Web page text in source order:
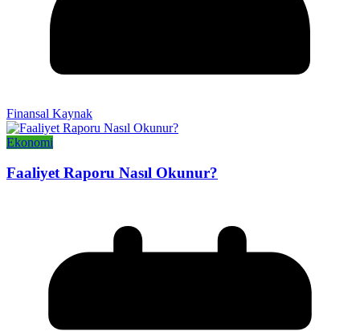
Finansal Kaynak
Ekonomi
Faaliyet Raporu Nasıl Okunur?